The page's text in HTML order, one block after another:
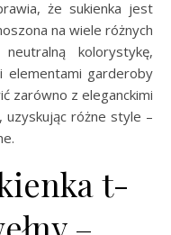
że sukienka jest
na wiele różnych
kolorystykę,
elementami garderoby
zarówno z eleganckimi
uzyskując różne style –
t-